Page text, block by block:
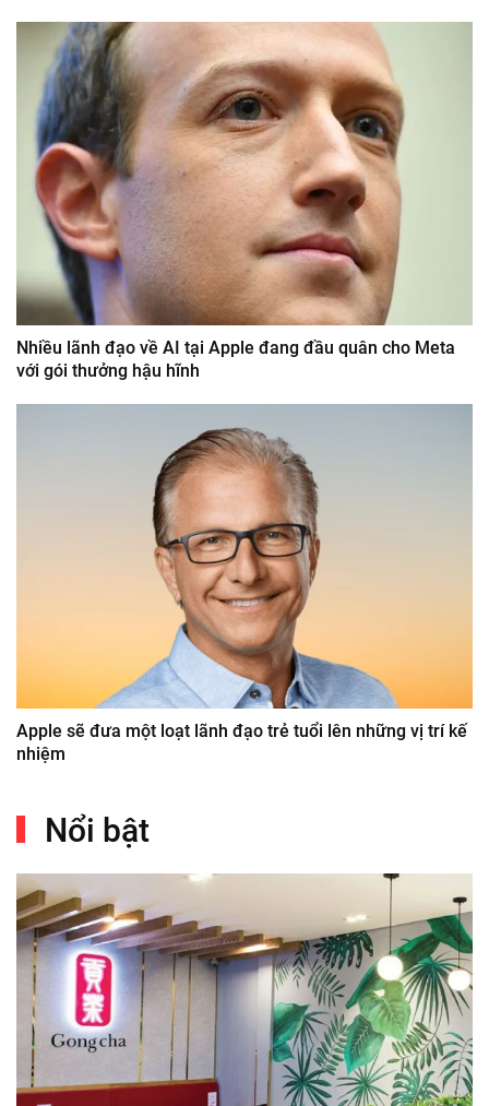
Nhiều lãnh đạo về AI tại Apple đang đầu quân cho Meta
với gói thưởng hậu hĩnh
Apple sẽ đưa một loạt lãnh đạo trẻ tuổi lên những vị trí kế
nhiệm
Nổi bật